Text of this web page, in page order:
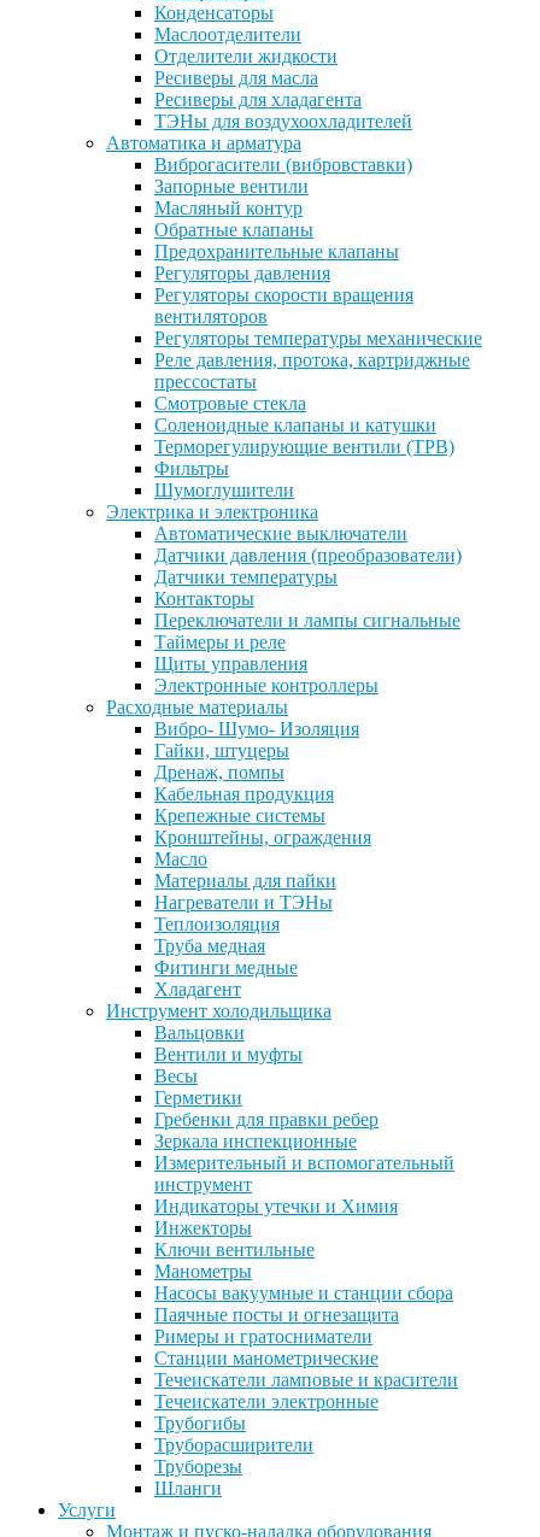
Конденсаторы
Маслоотделители
Отделители жидкости
Ресиверы для масла
Ресиверы для хладагента
ТЭНы для воздухоохладителей
Автоматика и арматура
Виброгасители (вибровставки)
Запорные вентили
Масляный контур
Обратные клапаны
Предохранительные клапаны
Регуляторы давления
Регуляторы скорости вращения
вентиляторов
Регуляторы температуры механические
Реле давления, протока, картриджные
прессостаты
Смотровые стекла
Соленоидные клапаны и катушки
Терморегулирующие вентили (ТРВ)
Фильтры
Шумоглушители
Электрика и электроника
Автоматические выключатели
Датчики давления (преобразователи)
Датчики температуры
Контакторы
Переключатели и лампы сигнальные
Таймеры и реле
Щиты управления
Электронные контроллеры
Расходные материалы
Вибро- Шумо- Изоляция
Гайки, штуцеры
Дренаж, помпы
Кабельная продукция
Крепежные системы
Кронштейны, ограждения
Масло
Материалы для пайки
Нагреватели и ТЭНы
Теплоизоляция
Труба медная
Фитинги медные
Хладагент
Инструмент холодильщика
Вальцовки
Вентили и муфты
Весы
Герметики
Гребенки для правки ребер
Зеркала инспекционные
Измерительный и вспомогательный
инструмент
Индикаторы утечки и Химия
Инжекторы
Ключи вентильные
Манометры
Насосы вакуумные и станции сбора
Паячные посты и огнезащита
Римеры и гратосниматели
Станции манометрические
Течеискатели ламповые и красители
Течеискатели электронные
Трубогибы
Труборасширители
Труборезы
Шланги
Услуги
Монтаж и пуско-наладка оборудования